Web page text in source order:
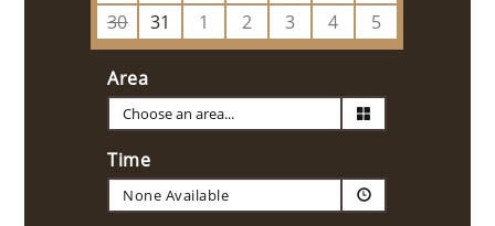
30
31 1 2 3 4 5
Area
Time
None Available